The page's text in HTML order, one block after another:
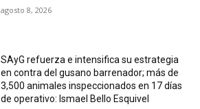
agosto 8, 2026
SAyG refuerza e intensifica su estrategia
en contra del gusano barrenador; más de
3,500 animales inspeccionados en 17 días
de operativo: Ismael Bello Esquivel